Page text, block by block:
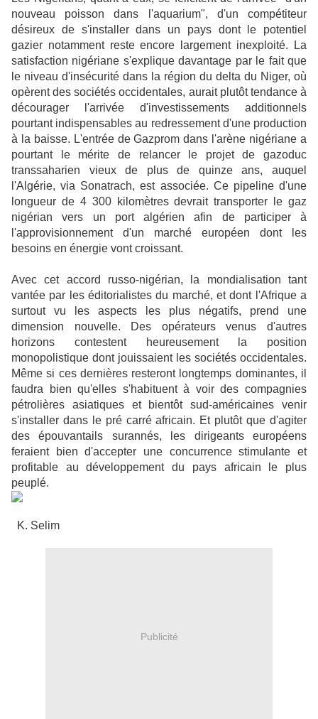
nouveau poisson dans l'aquarium", d'un compétiteur
désireux de s'installer dans un pays dont le potentiel
gazier notamment reste encore largement inexploité. La
satisfaction nigériane s'explique davantage par le fait que
le niveau d'insécurité dans la région du delta du Niger, où
opèrent des sociétés occidentales, aurait plutôt tendance à
décourager l'arrivée d'investissements additionnels
pourtant indispensables au redressement d'une production
à la baisse. L'entrée de Gazprom dans l'arène nigériane a
pourtant le mérite de relancer le projet de gazoduc
transsaharien vieux de plus de quinze ans, auquel
l'Algérie, via Sonatrach, est associée. Ce pipeline d'une
longueur de 4 300 kilomètres devrait transporter le gaz
nigérian vers un port algérien afin de participer à
l'approvisionnement d'un marché européen dont les
besoins en énergie vont croissant.
Avec cet accord russo-nigérian, la mondialisation tant
vantée par les éditorialistes du marché, et dont l'Afrique a
surtout vu les aspects les plus négatifs, prend une
dimension nouvelle. Des opérateurs venus d'autres
horizons contestent heureusement la position
monopolistique dont jouissaient les sociétés occidentales.
Même si ces dernières resteront longtemps dominantes, il
faudra bien qu'elles s'habituent à voir des compagnies
pétrolières asiatiques et bientôt sud-américaines venir
s'installer dans le pré carré africain. Et plutôt que d'agiter
des épouvantails surannés, les dirigeants européens
feraient bien d'accepter une concurrence stimulante et
profitable au développement du pays africain le plus
peuplé.
K. Selim
Publicité